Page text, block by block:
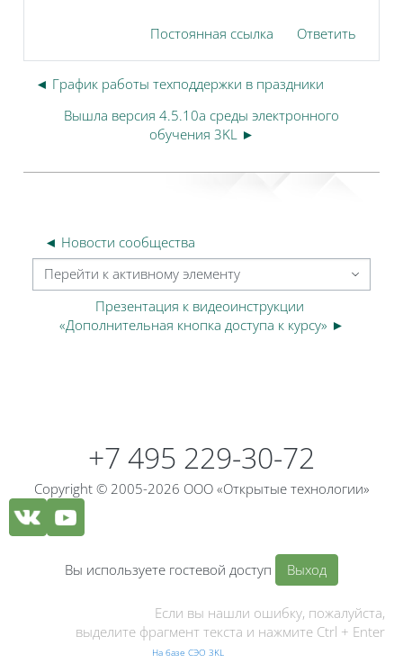
Постоянная ссылка Ответить
◄ График работы техподдержки в праздники
Вышла версия 4.5.10a среды электронного
обучения 3KL ►
◄ Новости сообщества
Перейти к активному элементу
Презентация к видеоинструкции
«Дополнительная кнопка доступа к курсу» ►
+7 495 229-30-72
Copyright © 2005-2026 ООО «Открытые технологии»
Вы используете гостевой доступ Выход
Если вы нашли ошибку, пожалуйста,
выделите фрагмент текста и нажмите Ctrl + Enter
На базе СЭО 3KL